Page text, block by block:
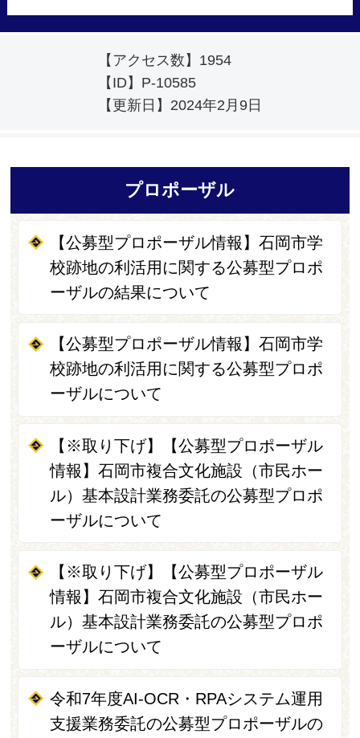
【アクセス数】 1954
【ID】 P-10585
【更新日】 2024年2月9日
プロポーザル
【公募型プロポーザル情報】石岡市学
校跡地の利活用に関する公募型プロポ
ーザルの結果について
【公募型プロポーザル情報】石岡市学
校跡地の利活用に関する公募型プロポ
ーザルについて
【※取り下げ】【公募型プロポーザル
情報】石岡市複合文化施設（市民ホー
ル）基本設計業務委託の公募型プロポ
ーザルについて
【※取り下げ】【公募型プロポーザル
情報】石岡市複合文化施設（市民ホー
ル）基本設計業務委託の公募型プロポ
ーザルについて
令和7年度AI-OCR・RPAシステム運用
支援業務委託の公募型プロポーザルの